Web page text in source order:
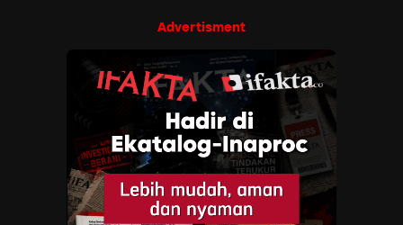
Advertisment